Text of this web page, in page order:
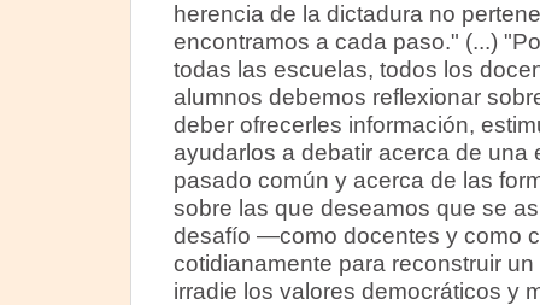
herencia de la dictadura no
encontramos a cada paso." (...)
todas las escuelas, todos los
alumnos debemos reflexionar
deber ofrecerles información,
ayudarlos a debatir acerca de una
pasado común y acerca de las
sobre las que deseamos que se
desafío —como docentes y como
cotidianamente para reconstruir
irradie los valores democráticos y